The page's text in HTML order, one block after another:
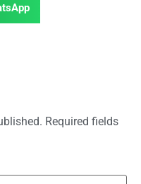
Required fields